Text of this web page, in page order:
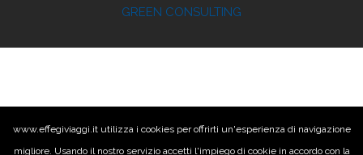
GREEN CONSULTING
www.effegiviaggi.it utilizza i cookies per offrirti un'esperienza di navigazione
migliore. Usando il nostro servizio accetti l'impiego di cookie in accordo con la